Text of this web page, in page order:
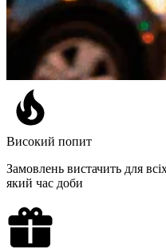
Високий попит
Замовлень вистачить для
який час доби